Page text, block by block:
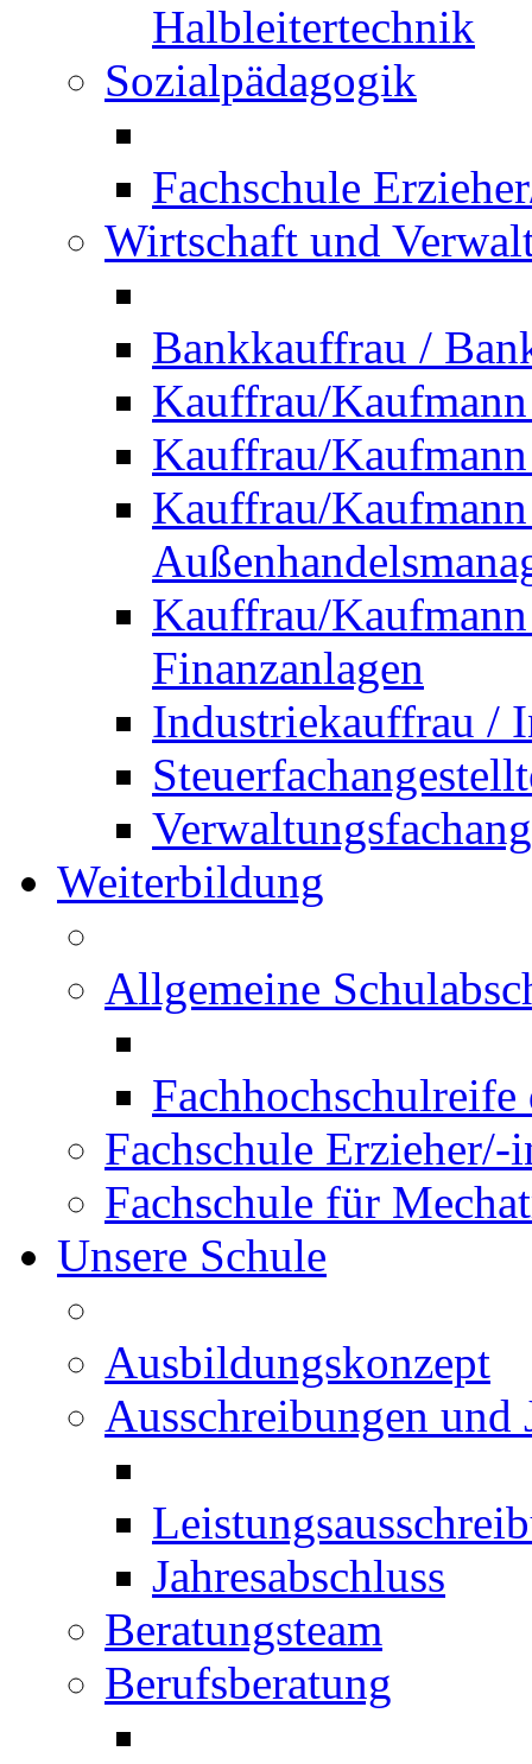
Halbleitertechnik
Sozialpädagogik
Fachschule
Wirtschaft und
Bankkauffrau /
Kauffrau/
Kauffrau/
Kauffrau/
Kauffrau/
Finanzanlagen
Industriekauffrau /
Weiterbildung
Allgemeine
Fachschule Erzieher/-
Fachschule für
Unsere Schule
Ausbildungskonzept
Ausschreibungen und
Jahresabschluss
Beratungsteam
Berufsberatung